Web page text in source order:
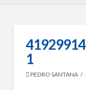
1
PEDRO SANTANA